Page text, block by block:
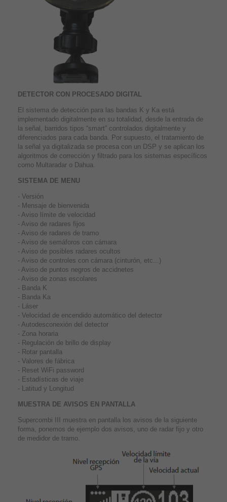
DETECTOR CON PROCESADO DIGITAL
El sistema de detección para las bandas K y Ka está
implementado digitalmente en su totalidad, desde la entrada de
la señal, barridos tipos “smart” controlados digitalmente y
diferenciados para cada banda. Por supuesto, el tratamiento de
la señal ya digitalizada se procesa con un DSP y se aplican los
algoritmos de corrección y filtrado para los sistemas específicos
como Multaradar o Dahua.
SISTEMA DE MENU
- Versión
- Mensaje de bienvenida
- Aviso límite de velocidad
- Aviso de radares fijos
- Aviso de radares de tramo
- Aviso de semáforos con cámara
- Aviso de posibles radares ocultos
- Aviso de controles con cámara (cinturón, etc...)
- Aviso de puntos negros de accidnetes
- Aviso de zonas escolares
- Banda K
- Banda Ka
- Láser
- Velocidad de encendido automático del detector
- Autodesconexión del detector
- Zona horaria
- Regulación de brillo de display
- Rotar pantalla
- Valores de fábrica
- Reset WiFi password
- Estadísticas de viaje
- Latitud y Longitud
MUESTRA DE AVISOS EN PANTALLA
Supercombi III muestra en pantalla los avisos de la siguiente
forma, ponemos de ejemplo dos avisos, uno de radar fijo y otro
de medidor de tramo.